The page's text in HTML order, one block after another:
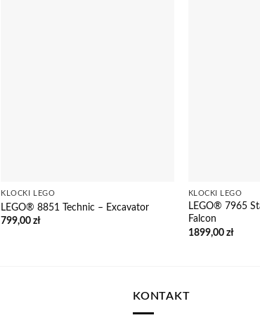
KLOCKI LEGO
LEGO® 8851 Technic – Excavator
799,00zł
KLOCKI LEGO
LEGO® 7965
Falcon
1899,00 zł
KONTAKT